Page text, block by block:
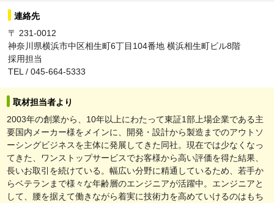
連絡先
〒 231-0012
神奈川県横浜市中区相生町6丁目104番地 横浜相生町ビル8階
採用担当
TEL / 045-664-5333
取材担当者より
2003年の創業から、10年以上にわたって東証1部上場企業である主
要国内メーカー様をメインに、開発・設計から製造までのアウトソ
ーシングビジネスを主体に発展してきた同社。現在では少なくなっ
てきた、ワンストップサービスでお客様から高い評価を得た結果、
長いお取引を続けている。幅広い分野に精通しているため、若手か
らベテランまで様々な年齢層のエンジニアが活躍中。エンジニアと
して、腰を据えて働きながら着実に技術力を高めていけるのはもち